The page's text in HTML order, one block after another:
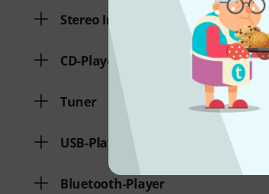
Stereo In
CD-Player
Tuner
USB-Player
Bluetooth-Player